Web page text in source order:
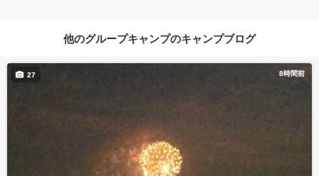
他のグループキャンプのキャンプブログ
8時間前
27